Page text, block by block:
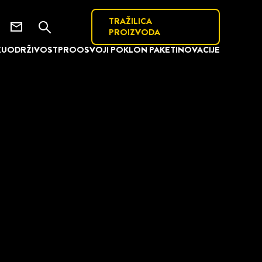
ODRŽIVOSTPROOSVOJI POKLON PAKETINOVACIJE
TRAŽILICA
PROIZVODA